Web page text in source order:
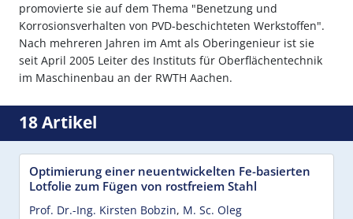
promovierte sie auf dem Thema "Benetzung und
Korrosionsverhalten von PVD-beschichteten Werkstoffen".
Nach mehreren Jahren im Amt als Oberingenieur ist sie
seit April 2005 Leiter des Instituts für Oberflächentechnik
im Maschinenbau an der RWTH Aachen.
18 Artikel
Optimierung einer neuentwickelten Fe-basierten
Lotfolie zum Fügen von rostfreiem Stahl
Prof. Dr.-Ing. Kirsten Bobzin, M. Sc. Oleg